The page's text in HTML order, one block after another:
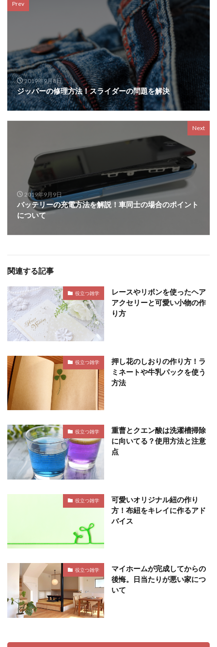
Prev
2019年9月8日
ジッパーの修理方法！スライダーの問題を解決
Next
2019年9月9日
バッテリーの充電方法を解説！車同士の場合のポイント
について
関連する記事
役立つ雑学
レースやリボンを使ったヘア
アクセリーと可愛い小物の作
り方
役立つ雑学
押し花のしおりの作り方！ラ
ミネートや牛乳パックを使う
方法
役立つ雑学
重曹とクエン酸は洗濯槽掃除
に向いてる？使用方法と注意
点
役立つ雑学
可愛いオリジナル紐の作り
方！布紐をキレイに作るアド
バイス
役立つ雑学
マイホームが完成してからの
後悔。日当たりが悪い家につ
いて